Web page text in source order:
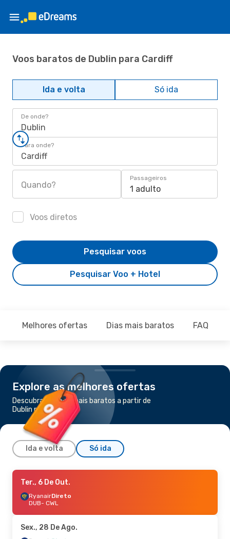
Voos baratos de Dublin para Cardiff
Ida e volta Só ida
De onde?
Dublin
Para onde?
Cardiff
Quando?
Passageiros
1 adulto
Voos diretos
Pesquisar Voo + Hotel
Pesquisar voos
Melhores ofertas Dias mais baratos FAQ
Explore as melhores ofertas
Descubra os voos mais baratos a partir de
Dublin para Cardiff
Ida e volta Só ida
Ter., 25 De Ago.
RyanairDireto
DUB- CWL
CWL- DUB
Ter., 6 De Out.
RyanairDireto
DUB- CWL
Sex., 28 De Ago.